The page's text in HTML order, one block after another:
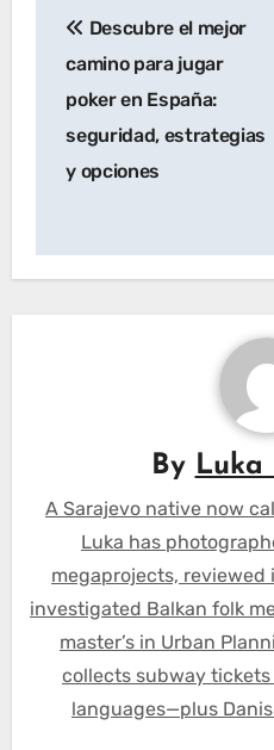
navigation
Descubre el mejor
camino para jugar
poker en España:
seguridad, estrategias
y opciones
By Luka
A Sarajevo native now
Luka has
megaprojects, reviewed
investigated Balkan folk
master’s in Urban
collects subway
languages—plus